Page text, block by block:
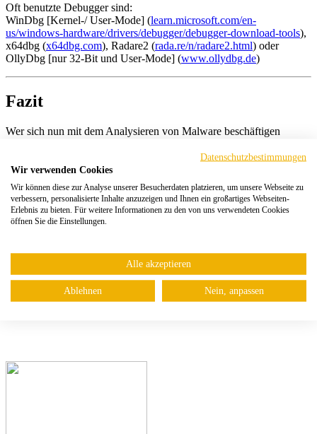
Oft benutzte Debugger sind:
WinDbg [Kernel-/ User-Mode] (learn.microsoft.com/en-
us/windows-hardware/drivers/debugger/debugger-download-tools),
x64dbg (x64dbg.com), Radare2 (rada.re/n/radare2.html) oder
OllyDbg [nur 32-Bit und User-Mode] (www.ollydbg.de)
Fazit
Wer sich nun mit dem Analysieren von Malware beschäftigen
by Doing ist nach wie vor die effektivste Methode sich selber neue
Skills anzueignen und Erfahrung zu sammeln.
virusshare.com
bazaar.abuse.ch
Datenschutzbestimmungen
Wir verwenden Cookies
Wir können diese zur Analyse unserer Besucherdaten platzieren, um unsere Webseite zu
verbessern, personalisierte Inhalte anzuzeigen und Ihnen ein großartiges Webseiten-
Erlebnis zu bieten. Für weitere Informationen zu den von uns verwendeten Cookies
öffnen Sie die Einstellungen.
Alle akzeptieren
Ablehnen Nein, anpassen